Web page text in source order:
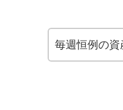
毎週恒例の資